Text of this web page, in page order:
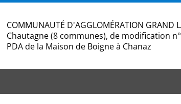
COMMUNAUTÉ D'AGGLOMÉRATION
Chautagne (8 communes), de modification
PDA de la Maison de Boigne à Chanaz